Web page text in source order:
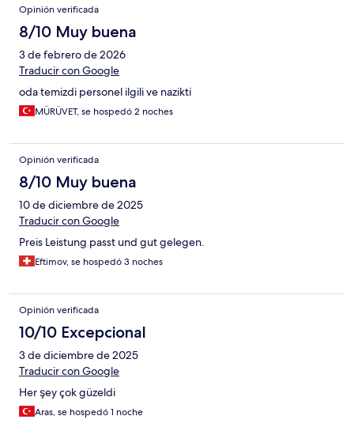
Opinión verificada
8/10 Muy buena
3 de febrero de 2026
Traducir con Google
oda temizdi personel ilgili ve nazikti
MÜRÜVET, se hospedó 2 noches
Opinión verificada
8/10 Muy buena
10 de diciembre de 2025
Traducir con Google
Preis Leistung passt und gut gelegen.
Eftimov, se hospedó 3 noches
Opinión verificada
10/10 Excepcional
3 de diciembre de 2025
Traducir con Google
Her şey çok güzeldi
Aras, se hospedó 1 noche